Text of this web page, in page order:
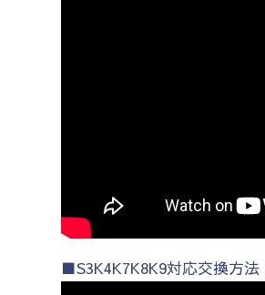
■S3K4K7K8K9対応交換方法